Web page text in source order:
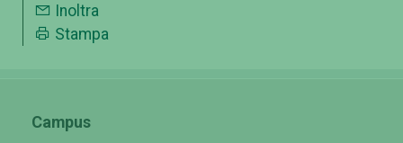
Inoltra
Stampa
Campus